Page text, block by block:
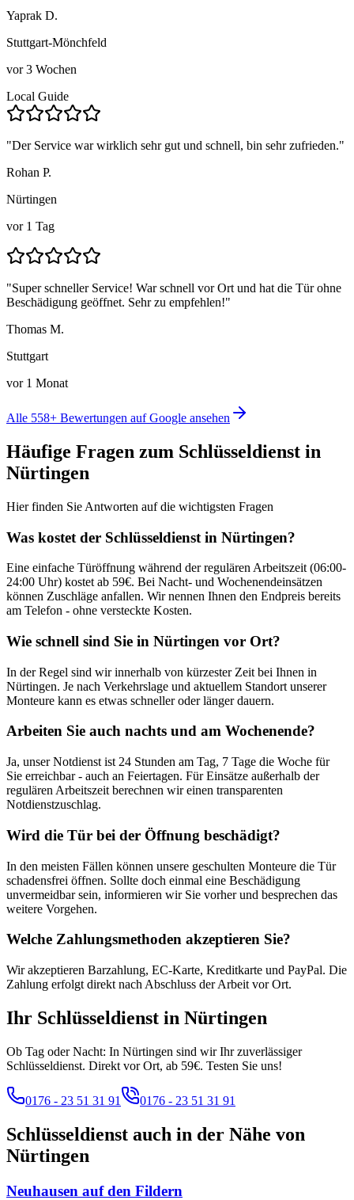
Yaprak D.
Stuttgart-Mönchfeld
vor 3 Wochen
Local Guide
"Der Service war wirklich sehr gut und schnell, bin sehr zufrieden."
Rohan P.
Nürtingen
vor 1 Tag
"Super schneller Service! War schnell vor Ort und hat die Tür ohne
Beschädigung geöffnet. Sehr zu empfehlen!"
Thomas M.
Stuttgart
vor 1 Monat
Alle 558+ Bewertungen auf Google ansehen
Häufige Fragen zum Schlüsseldienst in
Nürtingen
Hier finden Sie Antworten auf die wichtigsten Fragen
Was kostet der Schlüsseldienst in Nürtingen?
Eine einfache Türöffnung während der regulären Arbeitszeit (06:00-
24:00 Uhr) kostet ab 59€. Bei Nacht- und Wochenendeinsätzen
können Zuschläge anfallen. Wir nennen Ihnen den Endpreis bereits
am Telefon - ohne versteckte Kosten.
Wie schnell sind Sie in Nürtingen vor Ort?
In der Regel sind wir innerhalb von kürzester Zeit bei Ihnen in
Nürtingen. Je nach Verkehrslage und aktuellem Standort unserer
Monteure kann es etwas schneller oder länger dauern.
Arbeiten Sie auch nachts und am Wochenende?
Ja, unser Notdienst ist 24 Stunden am Tag, 7 Tage die Woche für
Sie erreichbar - auch an Feiertagen. Für Einsätze außerhalb der
regulären Arbeitszeit berechnen wir einen transparenten
Notdienstzuschlag.
Wird die Tür bei der Öffnung beschädigt?
In den meisten Fällen können unsere geschulten Monteure die Tür
schadensfrei öffnen. Sollte doch einmal eine Beschädigung
unvermeidbar sein, informieren wir Sie vorher und besprechen das
weitere Vorgehen.
Welche Zahlungsmethoden akzeptieren Sie?
Wir akzeptieren Barzahlung, EC-Karte, Kreditkarte und PayPal. Die
Zahlung erfolgt direkt nach Abschluss der Arbeit vor Ort.
Ihr Schlüsseldienst in Nürtingen
Ob Tag oder Nacht: In Nürtingen sind wir Ihr zuverlässiger
Schlüsseldienst. Direkt vor Ort, ab 59€. Testen Sie uns!
0176 - 23 51 31 91 0176 - 23 51 31 91
Schlüsseldienst auch in der Nähe von
Nürtingen
Neuhausen auf den Fildern